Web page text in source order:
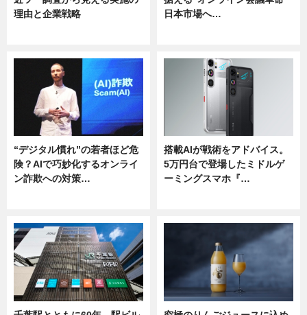
理由と企業戦略
日本市場へ…
“デジタル慣れ”の若者ほど危
険？AIで巧妙化するオンライ
ン詐欺への対策…
搭載AIが戦術をアドバイス。
5万円台で登場したミドルゲ
ーミングスマホ『…